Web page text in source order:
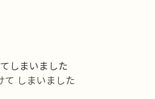
しまいました
て しまいました